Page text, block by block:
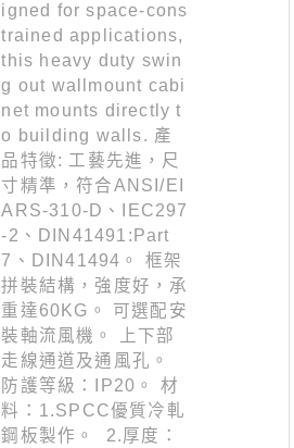
igned for space-cons
trained applications,
this heavy duty swin
g out wallmount cabi
net mounts directly t
o building walls. 產
品特徵: 工藝先進，尺
寸精準，符合ANSI/EI
ARS-310-D、IEC297
-2、DIN41491:Part
7、DIN41494。 框架
拼裝結構，強度好，承
重達60KG。 可選配安
裝軸流風機。 上下部
走線通道及通風孔。
防護等級：IP20。 材
料：1.SPCC優質冷軋
鋼板製作。 2.厚度：